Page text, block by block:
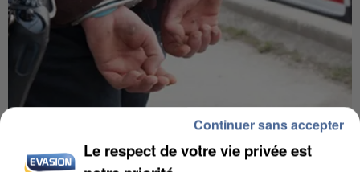
UN SECOND CADRE DE LA DZ MAFIA
INTERPELLÉ EN ALGÉRIE
Le respect de votre vie privée est
Continuer sans accepter